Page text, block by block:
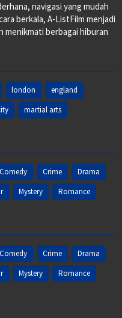
navigasi yang mudah
berkala, A-ListFilm menjadi
menikmati berbagai hiburan
london
england
martial arts
Comedy Crime
Drama
Mystery
Romance
Comedy Crime
Drama
Mystery
Romance